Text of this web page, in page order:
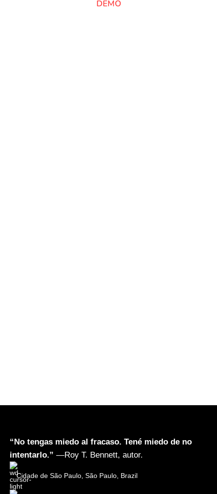
DEMO
“No tengas miedo al fracaso. Tené miedo de no
intentarlo.” —Roy T. Bennett, autor.
Cidade de São Paulo, São Paulo, Brazil